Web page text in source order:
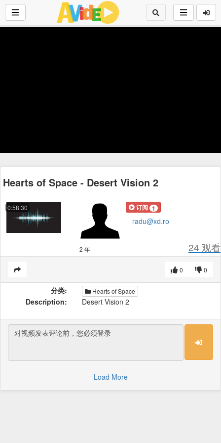
Hearts of Space - Desert Vision 2
0:58:30 订阅 1
radu@xd.ro
2 年 24 观看
0
0
分类: Hearts of Space
Description: Desert Vision 2
Load More